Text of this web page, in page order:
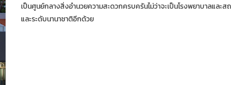
เป็นศูนย์กลางสิ่งอำนวยความสะดวกครบครันไม่ว่าจะเป็นโรงพยาบาลและ
และระดับนานาชาติอีกด้วย